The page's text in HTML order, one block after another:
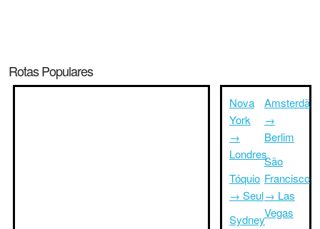
Rotas Populares
Nova
York
→
Londres
Tóquio
→ Seul
Sydney
Amsterdã
→
Berlim
São
Francisco
→ Las
Vegas